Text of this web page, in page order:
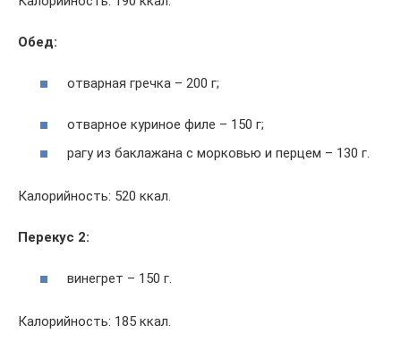
Обед:
отварная гречка – 200 г;
отварное куриное филе – 150 г;
рагу из баклажана с морковью и перцем – 130 г.
Калорийность: 520 ккал.
Перекус 2:
винегрет – 150 г.
Калорийность: 185 ккал.